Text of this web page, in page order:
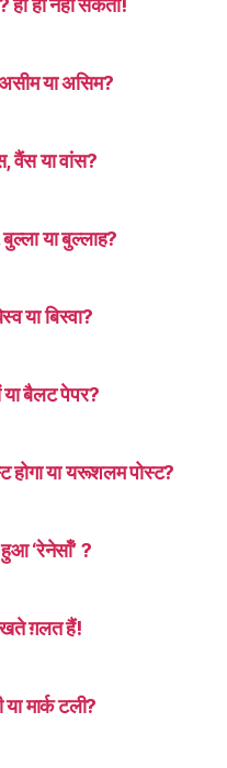
हो ही नहीं सकता!
असीम या असिम?
वैंस या वांस?
या बुल्लाह?
या बिस्वा?
बैलट पेपर?
या यरूशलम पोस्ट?
‘रेनेसाँ’ ?
ग़लत हैं!
मार्क टली?